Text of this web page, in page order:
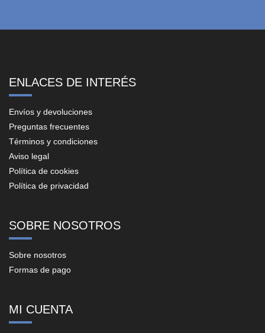
ENLACES DE INTERÉS
Envíos y devoluciones
Preguntas frecuentes
Términos y condiciones
Aviso legal
Política de cookies
Política de privacidad
SOBRE NOSOTROS
Sobre nosotros
Formas de pago
MI CUENTA